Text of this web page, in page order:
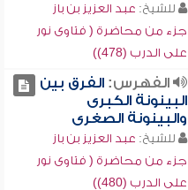
للشيخ: عبد العزيز بن باز
جزء من محاضرة ( فتاوى نور
على الدرب (478))
الفهرس:الفرق بين
البينونة الكبرى
والبينونة الصغرى
للشيخ: عبد العزيز بن باز
جزء من محاضرة ( فتاوى نور
على الدرب (480))